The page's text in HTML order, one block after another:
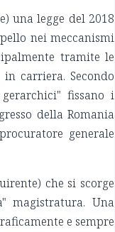
una legge del 2018
nei meccanismi
tramite le
carriera. Secondo
fissano i
della Romania
generale
che si scorge
magistratura. Una
e sempre